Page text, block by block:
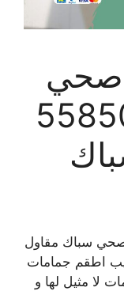
صحي
سباك مقاول
اطقم جمامات
لا مثيل لها و